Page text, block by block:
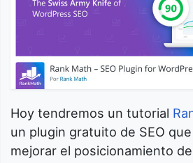
Hoy tendremos un tutorial
un plugin gratuito de SEO
mejorar el posicionamiento